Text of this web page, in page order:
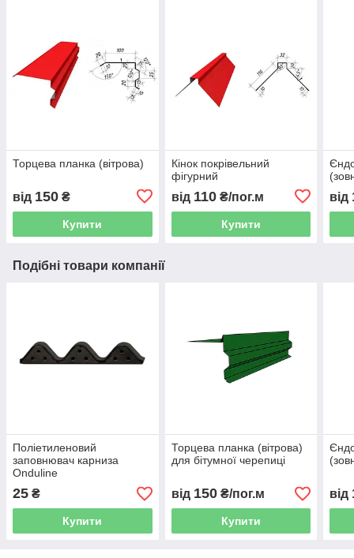
Торцева планка (вітрова)
від 150 ₴
Купити
Кінок покрівельний
фігурний
від 110₴/пог.м
Купити
від
Подібні товари компанії
Поліетиленовий
заповнювач карниза
Onduline
25 ₴
Купити
Торцева планка (вітрова)
для бітумної черепиці
від 150₴/пог.м
Купити
від